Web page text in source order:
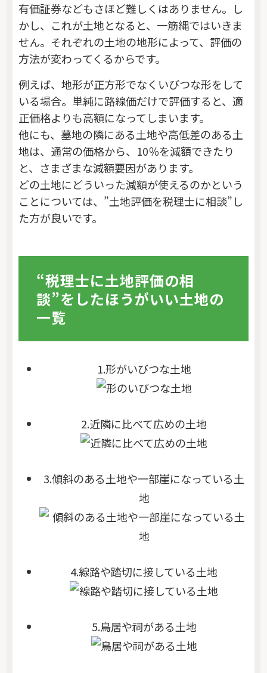
有価証券などもさほど難しくはありません。し
かし、これが土地となると、一筋縄ではいきま
せん。それぞれの土地の地形によって、評価の
方法が変わってくるからです。
例えば、地形が正方形でなくいびつな形をして
いる場合。単純に路線価だけで評価すると、適
正価格よりも高額になってしまいます。
他にも、墓地の隣にある土地や高低差のある土
地は、通常の価格から、10％を減額できたり
と、さまざまな減額要因があります。
どの土地にどういった減額が使えるのかという
ことについては、”土地評価を税理士に相談”し
た方が良いです。
“税理士に土地評価の相
談”をしたほうがいい土地の
一覧
1.形がいびつな土地
2.近隣に比べて広めの土地
3.傾斜のある土地や一部崖になっている土
地
4.線路や踏切に接している土地
5.鳥居や祠がある土地